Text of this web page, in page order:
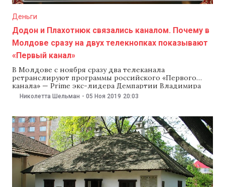
Деньги
Додон и Плахотнюк связались каналом. Почему в
Молдове сразу на двух телекнопках показывают
«Первый канал»
В Молдове с ноября сразу два телеканала
ретранслируют программы российского «Первого
канала» — Prime экс-лидера Демпартии Владимира
Плахотнюка и новый телеканал «Первый в Молдове»,
нет эксклюзивного контракта с «Первым каналом».
Сколько продлится такая ситуация, пока
Николетта Шельман - 05 Ноя 2019 20:03